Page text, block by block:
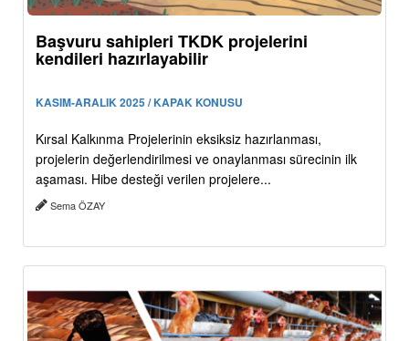
Başvuru sahipleri TKDK projelerini
kendileri hazırlayabilir
KASIM-ARALIK 2025 / KAPAK KONUSU
Kırsal Kalkınma Projelerinin eksiksiz hazırlanması,
projelerin değerlendirilmesi ve onaylanması sürecinin ilk
aşaması. Hibe desteği verilen projelere...
Sema ÖZAY